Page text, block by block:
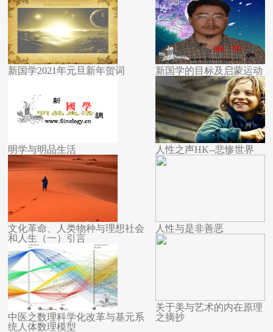
新国学2021年元旦新年贺词
明学与明品生活
文化革命、人类物种与理想社会
和人生（一）引言
中医之数理科学化改革与基元系
统人体数理模型
新国学的目标及启蒙运动
人性之声HK--悲惨世界
人性与是非善恶
关于美与艺术的内在原理
之摘抄